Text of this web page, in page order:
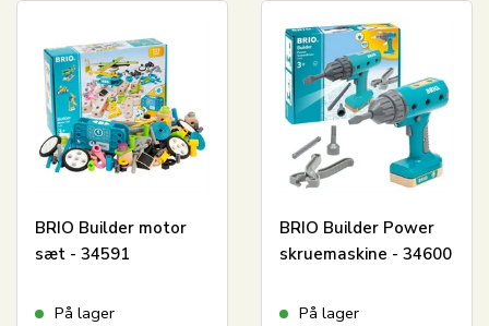
BRIO Builder motor
sæt - 34591
På lager
BRIO Builder Power
skruemaskine - 34600
På lager